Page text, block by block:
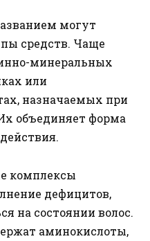
могут
средств. Чаще
минеральных
или
назначаемых при
объединяет форма
комплексы
дефицитов,
на состоянии волос.
аминокислоты,